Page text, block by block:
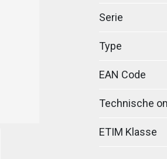
Serie
Type
EAN Code
Technische
ETIM Klasse